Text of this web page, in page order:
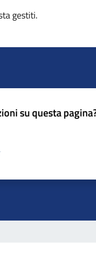
gestiti.
su questa